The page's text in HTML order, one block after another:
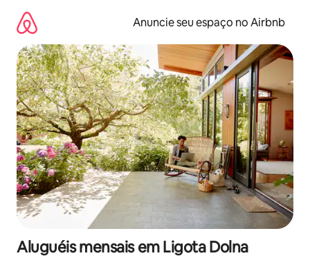
para
conteúdo
Anuncie seu espaço no Airbnb
Aluguéis mensais em Ligota Dolna